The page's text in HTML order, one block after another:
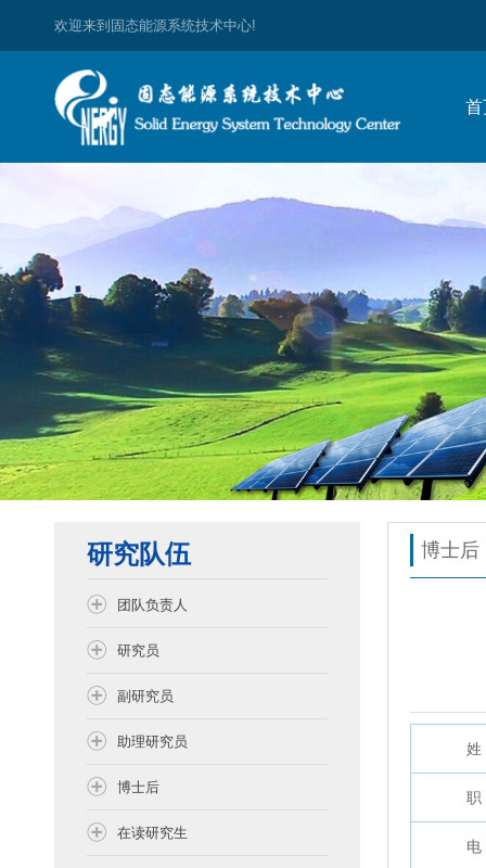
欢迎来到固态能源系统技术中心!
首
研究队伍
团队负责人
研究员
副研究员
助理研究员
博士后
在读研究生
博士后
姓
职
电